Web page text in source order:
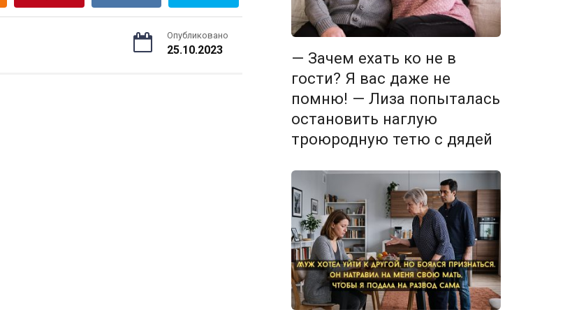
Опубликовано
25.10.2023
— Зачем ехать ко не в
гости? Я вас даже не
помню! — Лиза попыталась
остановить наглую
троюродную тетю с дядей